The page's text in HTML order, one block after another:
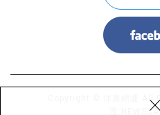
×
Copyright © 洋蔥網通 All